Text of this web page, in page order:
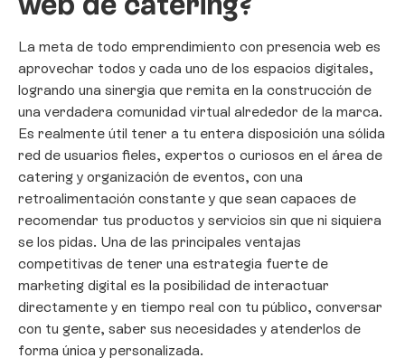
La meta de todo emprendimiento con presencia web es
aprovechar todos y cada uno de los espacios digitales,
logrando una sinergia que remita en la construcción de
una verdadera comunidad virtual alrededor de la marca.
Es realmente útil tener a tu entera disposición una sólida
red de usuarios fieles, expertos o curiosos en el área de
catering y organización de eventos, con una
retroalimentación constante y que sean capaces de
recomendar tus productos y servicios sin que ni siquiera
se los pidas. Una de las principales ventajas
competitivas de tener una estrategia fuerte de
marketing digital es la posibilidad de interactuar
directamente y en tiempo real con tu público, conversar
con tu gente, saber sus necesidades y atenderlos de
forma única y personalizada.